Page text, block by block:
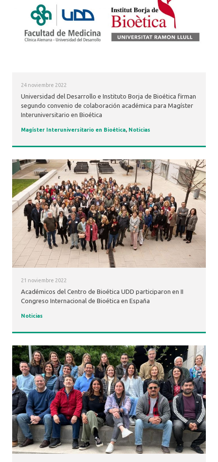
24 noviembre 2022
Universidad del Desarrollo e Instituto Borja de Bioética firman
segundo convenio de colaboración académica para Magíster
Interuniversitario en Bioética
Magíster Interuniversitario en Bioética, Noticias
21 noviembre 2022
Académicos del Centro de Bioética UDD participaron en II
Congreso Internacional de Bioética en España
Noticias